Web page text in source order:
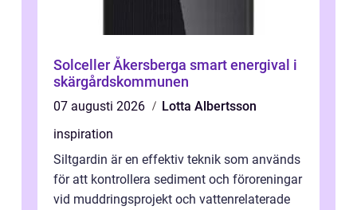
Solceller Åkersberga smart energival i
skärgårdskommunen
07 augusti 2026
Lotta Albertsson
inspiration
Siltgardin är en effektiv teknik som används
för att kontrollera sediment och föroreningar
vid muddringsprojekt och vattenrelaterade